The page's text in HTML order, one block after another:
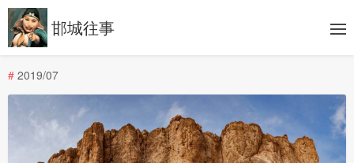
邯城往事
# 2019/07